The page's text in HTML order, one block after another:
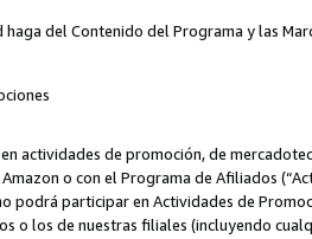
haga del Contenido del Programa y las
actividades de promoción, de
o con el Programa de Afiliados
podrá participar en Actividades de
o los de nuestras filiales (incluyendo